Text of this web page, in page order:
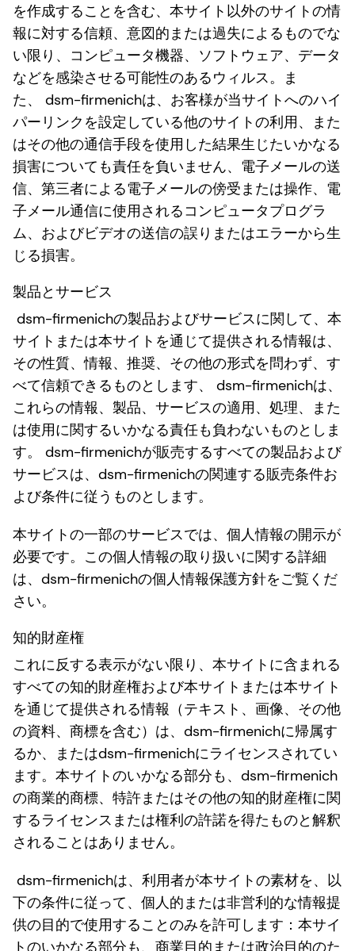
を作成することを含む、本サイト以外のサイトの情
報に対する信頼、意図的または過失によるものでな
い限り、コンピュータ機器、ソフトウェア、データ
などを感染させる可能性のあるウィルス。ま
た、 dsm-firmenichは、お客様が当サイトへのハイ
パーリンクを設定している他のサイトの利用、また
はその他の通信手段を使用した結果生じたいかなる
損害についても責任を負いません、電子メールの送
信、第三者による電子メールの傍受または操作、電
子メール通信に使用されるコンピュータプログラ
ム、およびビデオの送信の誤りまたはエラーから生
じる損害。
製品とサービス
dsm-firmenichの製品およびサービスに関して、本
サイトまたは本サイトを通じて提供される情報は、
その性質、情報、推奨、その他の形式を問わず、す
べて信頼できるものとします、 dsm-firmenichは、
これらの情報、製品、サービスの適用、処理、また
は使用に関するいかなる責任も負わないものとしま
す。 dsm-firmenichが販売するすべての製品および
サービスは、dsm-firmenichの関連する販売条件お
よび条件に従うものとします。
本サイトの一部のサービスでは、個人情報の開示が
必要です。この個人情報の取り扱いに関する詳細
は、dsm-firmenichの個人情報保護方針をご覧くだ
さい。
知的財産権
これに反する表示がない限り、本サイトに含まれる
すべての知的財産権および本サイトまたは本サイト
を通じて提供される情報（テキスト、画像、その他
の資料、商標を含む）は、dsm-firmenichに帰属す
るか、またはdsm-firmenichにライセンスされてい
ます。本サイトのいかなる部分も、dsm-firmenich
の商業的商標、特許またはその他の知的財産権に関
するライセンスまたは権利の許諾を得たものと解釈
されることはありません。
dsm-firmenichは、利用者が本サイトの素材を、以
下の条件に従って、個人的または非営利的な情報提
供の目的で使用することのみを許可します：本サイ
トのいかなる部分も、商業目的または政治目的のた